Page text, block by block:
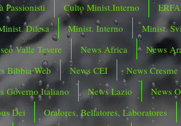
Passionisti Culto Minist.Interno
Difesa Minist. Interno Minist.
Valle Tevere News Africa News
Bibbia Web News CEI News Cresme
Governo Italiano News Lazio News
Dei Oratores, Bellatores, Laboratores